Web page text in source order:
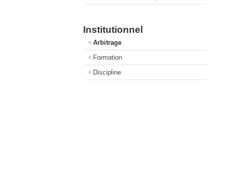
Institutionnel
Arbitrage
Formation
Discipline